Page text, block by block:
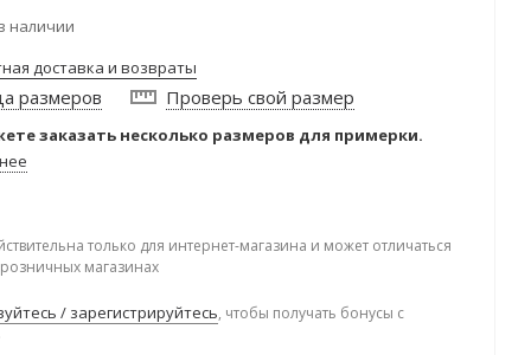
наличии
доставка и возвраты
размеров Проверь свой размер
заказать несколько размеров для примерки.
только для интернет-магазина и может отличаться
розничных магазинах
/ зарегистрируйтесь, чтобы получать бонусы с